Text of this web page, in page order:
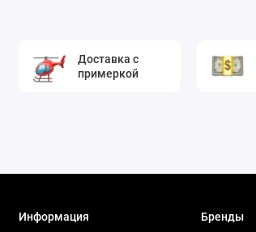
Доставка с
примеркой
Информация Бренды